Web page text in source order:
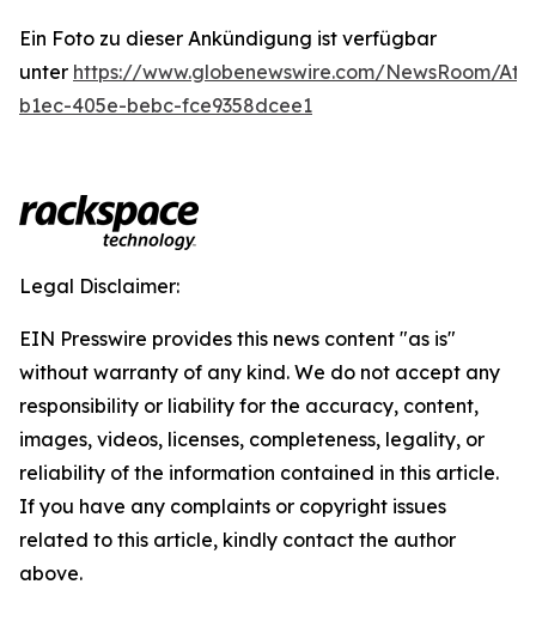
Ein Foto zu dieser Ankündigung ist verfügbar
unter https://www.globenewswire.com/NewsRoom/
b1ec-405e-bebc-fce9358dcee1
Legal Disclaimer:
EIN Presswire provides this news content "as is"
without warranty of any kind. We do not accept any
responsibility or liability for the accuracy, content,
images, videos, licenses, completeness, legality, or
reliability of the information contained in this article.
If you have any complaints or copyright issues
related to this article, kindly contact the author
above.